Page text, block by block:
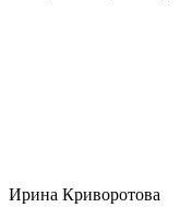
Ирина Криворотова